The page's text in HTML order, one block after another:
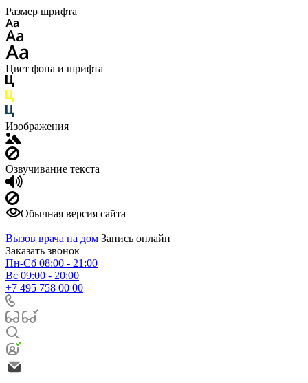
Размер шрифта
Цвет фона и шрифта
Изображения
Озвучивание текста
Обычная версия сайта
Вызов врача на дом Запись онлайн
Заказать звонок
Пн-Сб 08:00 - 21:00
Вс 09:00 - 20:00
+7 495 758 00 00